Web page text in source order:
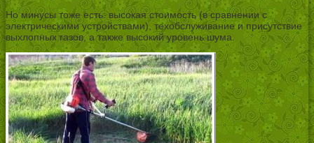
Но минусы тоже есть: высокая стоимость (в сравнении с
электрическими устройствами), техобслуживание и присутствие
выхлопных газов, а также высокий уровень шума.